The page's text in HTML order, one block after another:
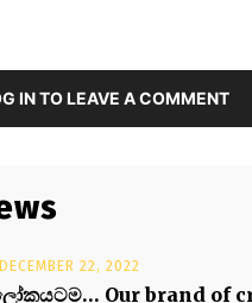
IN TO LEAVE A COMMENT
DECEMBER 22, 2022
Our brand of